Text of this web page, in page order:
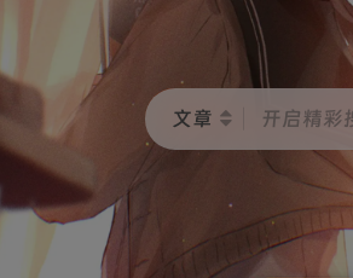
文章 开启精彩